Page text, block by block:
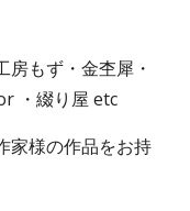
もず・金杢犀・
・綴り屋 etc
家様の作品をお持